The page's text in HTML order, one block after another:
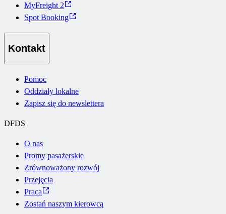
MyFreight 2
Spot Booking
Kontakt
Pomoc
Oddziały lokalne
Zapisz się do newslettera
DFDS
O nas
Promy pasażerskie
Zrównoważony rozwój
Przejęcia
Praca
Zostań naszym kierowcą